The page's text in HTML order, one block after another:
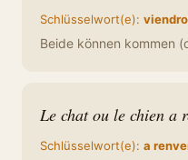
Schlüsselwort(e):
Beide können kommen
Le chat ou le chien a
Schlüsselwort(e): a